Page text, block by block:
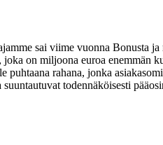
sai viime vuonna Bonusta
on miljoona euroa enemmän
rahana, jonka
todennäköisesti